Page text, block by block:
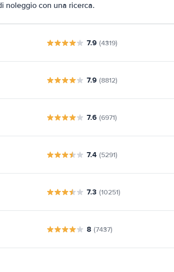
noleggio con una ricerca.
7.9 (4319)
7.9 (8812)
7.6 (6971)
7.4 (5291)
7.3 (10251)
8 (7437)